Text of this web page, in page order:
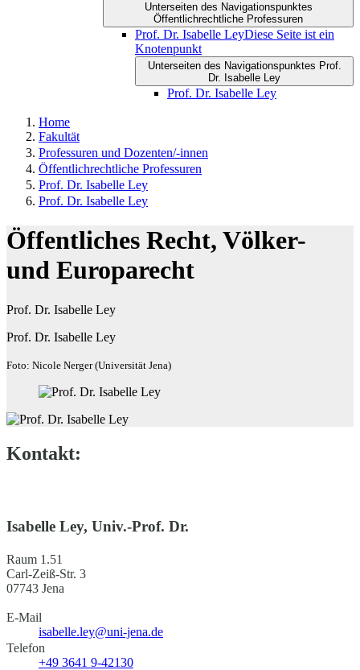
Unterseiten des Navigationspunktes
Öffentlichrechtliche Professuren
Prof. Dr. Isabelle LeyDiese Seite ist ein
Knotenpunkt
Unterseiten des Navigationspunktes Prof.
Dr. Isabelle Ley
Prof. Dr. Isabelle Ley
Home
Fakultät
Professuren und Dozenten/-innen
Öffentlichrechtliche Professuren
Prof. Dr. Isabelle Ley
Prof. Dr. Isabelle Ley
Öffentliches Recht, Völker-
und Europarecht
Prof. Dr. Isabelle Ley
Prof. Dr. Isabelle Ley
Foto: Nicole Nerger (Universität Jena)
Kontakt:
Isabelle Ley, Univ.-Prof. Dr.
Raum 1.51
Carl-Zeiß-Str. 3
07743 Jena
E-Mail
isabelle.ley@uni-jena.de
Telefon
+49 3641 9-42130